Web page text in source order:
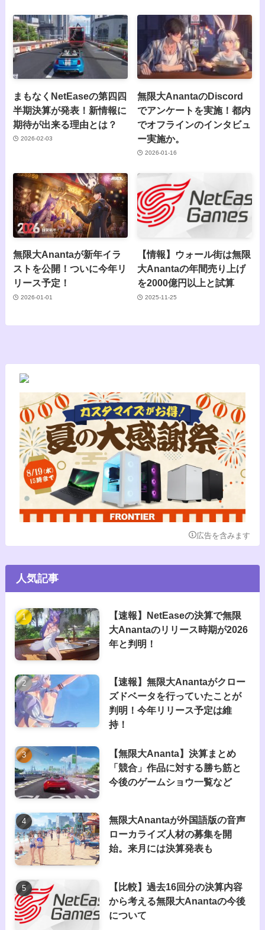
まもなくNetEaseの第四四
半期決算が発表！新情報に
期待が出来る理由とは？
2026-02-03
無限大AnantaのDiscord
でアンケートを実施！都内
でオフラインのインタビュ
ー実施か。
2026-01-16
無限大Anantaが新年イラ
ストを公開！ついに今年リ
リース予定！
2026-01-01
【情報】ウォール街は無限
大Anantaの年間売り上げ
を2000億円以上と試算
2025-11-25
広告を含みます
人気記事
【速報】NetEaseの決算で無限
大Anantaのリリース時期が2026
年と判明！
【速報】無限大Anantaがクロー
ズドベータを行っていたことが
判明！今年リリース予定は維
持！
【無限大Ananta】決算まとめ
「競合」作品に対する勝ち筋と
今後のゲームショウ一覧など
無限大Anantaが外国語版の音声
ローカライズ人材の募集を開
始。来月には決算発表も
【比較】過去16回分の決算内容
から考える無限大Anantaの今後
について